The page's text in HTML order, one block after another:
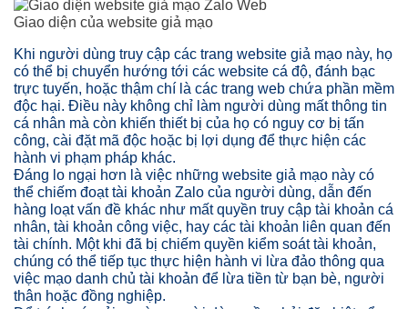
Giao diện của website giả mạo
Khi người dùng truy cập các trang website giả mạo này, họ
có thể bị chuyển hướng tới các website cá độ, đánh bạc
trực tuyến, hoặc thậm chí là các trang web chứa phần mềm
độc hại. Điều này không chỉ làm người dùng mất thông tin
cá nhân mà còn khiến thiết bị của họ có nguy cơ bị tấn
công, cài đặt mã độc hoặc bị lợi dụng để thực hiện các
hành vi phạm pháp khác.
Đáng lo ngại hơn là việc những website giả mạo này có
thể chiếm đoạt tài khoản Zalo của người dùng, dẫn đến
hàng loạt vấn đề khác như mất quyền truy cập tài khoản cá
nhân, tài khoản công việc, hay các tài khoản liên quan đến
tài chính. Một khi đã bị chiếm quyền kiểm soát tài khoản,
chúng có thể tiếp tục thực hiện hành vi lừa đảo thông qua
việc mạo danh chủ tài khoản để lừa tiền từ bạn bè, người
thân hoặc đồng nghiệp.